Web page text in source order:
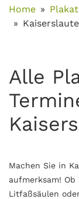
Home
Alle
Machen Sie in
aufmerksam!
Litfaßsäulen